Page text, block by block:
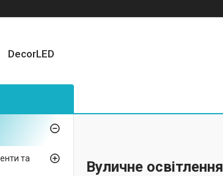
DecorLED
Вуличне освітлення
та